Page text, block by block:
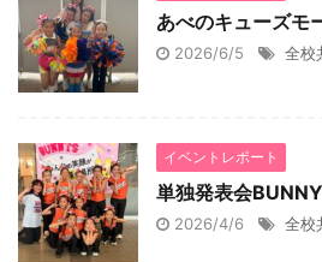
あべのキューズモ
2026/6/5 全校
イベントレポート
単独発表会
2026/4/6 全校